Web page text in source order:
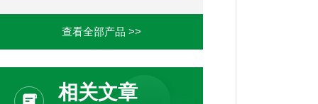
查看全部产品 >>
相关文章